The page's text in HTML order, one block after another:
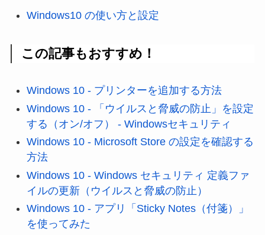
Windows10 の使い方と設定
この記事もおすすめ！
Windows 10 - プリンターを追加する方法
Windows 10 - 「ウイルスと脅威の防止」を設定
する（オン/オフ） - Windowsセキュリティ
Windows 10 - Microsoft Store の設定を確認する
方法
Windows 10 - Windows セキュリティ 定義ファ
イルの更新（ウイルスと脅威の防止）
Windows 10 - アプリ「Sticky Notes（付箋）」
を使ってみた